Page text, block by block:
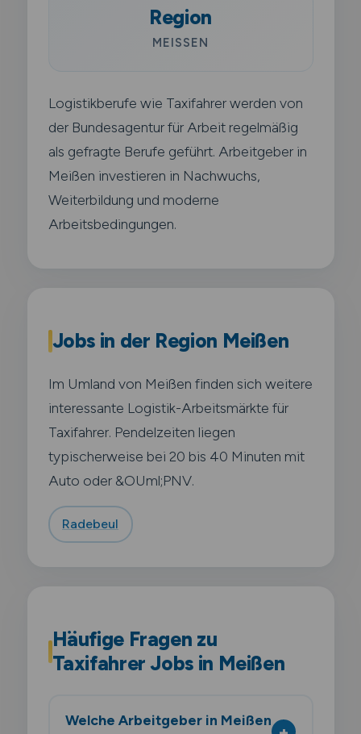
Region
MEISSEN
Logistikberufe wie Taxifahrer werden von
der Bundesagentur für Arbeit regelmäßig
als gefragte Berufe geführt. Arbeitgeber in
Meißen investieren in Nachwuchs,
Weiterbildung und moderne
Arbeitsbedingungen.
Jobs in der Region Meißen
Im Umland von Meißen finden sich weitere
interessante Logistik-Arbeitsmärkte für
Taxifahrer. Pendelzeiten liegen
typischerweise bei 20 bis 40 Minuten mit
Auto oder &OUml;PNV.
Radebeul
Häufige Fragen zu
Taxifahrer Jobs in Meißen
Welche Arbeitgeber in Meißen